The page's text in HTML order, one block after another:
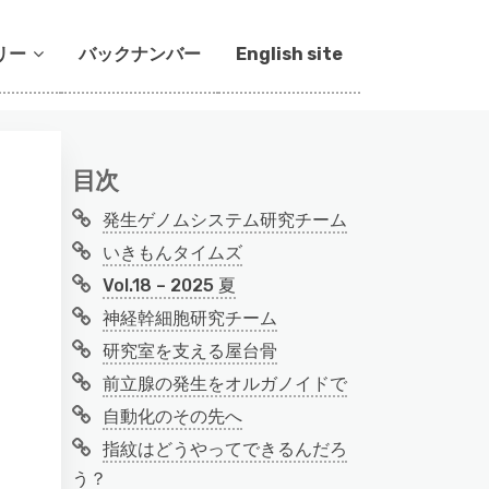
ー バックナンバー English site
目次
発生ゲノムシステム研究チーム
いきもんタイムズ
Vol.18 – 2025 夏
神経幹細胞研究チーム
研究室を支える屋台骨
前立腺の発生をオルガノイドで
自動化のその先へ
指紋はどうやってできるんだろ
う？